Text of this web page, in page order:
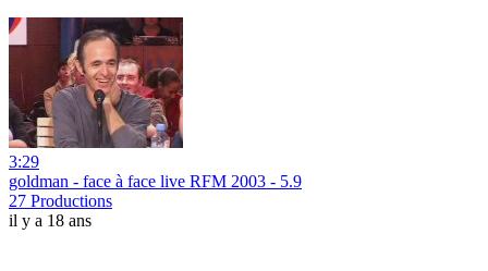
3:29
goldman - face à face live RFM 2003 - 5.9
27 Productions
il y a 18 ans